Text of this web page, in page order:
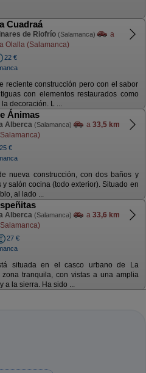
Cuadraá
de Riofrío (Salamanca)
a
Olalla (Salamanca)
22 €
reciente construcción pero con el sabor
con elementos restaurados como
decoración. L ...
Ánimas
Alberca (Salamanca) a 33,5 km
25 €
nueva construcción, con dos baños y
y salón cocina (todo exterior). Situado en
al lado ...
Alberca (Salamanca) a 33,6 km
27 €
situada en el casco urbano de La
tranquila, con vistas a una amplia
a la sierra. Ha sido ...